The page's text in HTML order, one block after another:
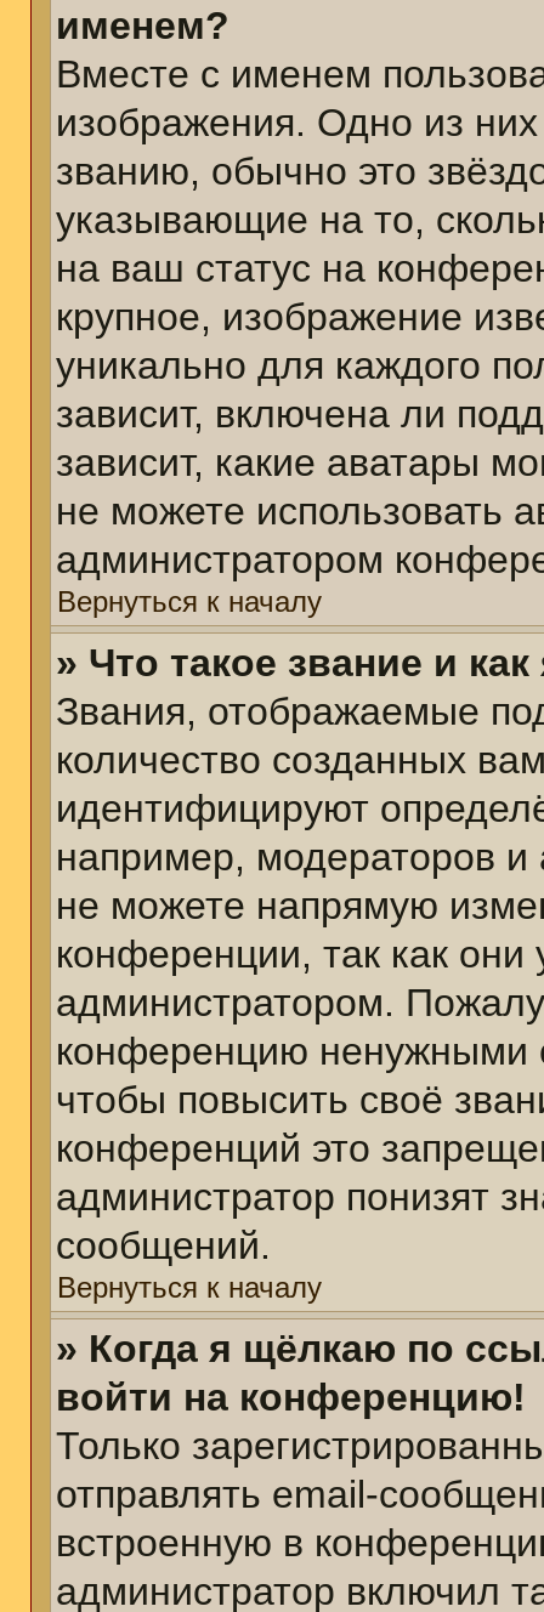
именем?
Вместе с именем
изображения. Одно из
званию, обычно это
указывающие на то,
на ваш статус на
крупное, изображение
уникально для каждого
зависит, включена ли
зависит, какие аватары
не можете использовать
администратором
Вернуться к началу
» Что такое звание и
Звания, отображаемые
количество созданных
идентифицируют
например, модераторов
не можете напрямую
конференции, так как они
администратором.
конференцию ненужными
чтобы повысить своё
конференций это
администратор понизят
сообщений.
Вернуться к началу
» Когда я щёлкаю по
войти на конференцию!
Только
отправлять email-
встроенную в
администратор включил